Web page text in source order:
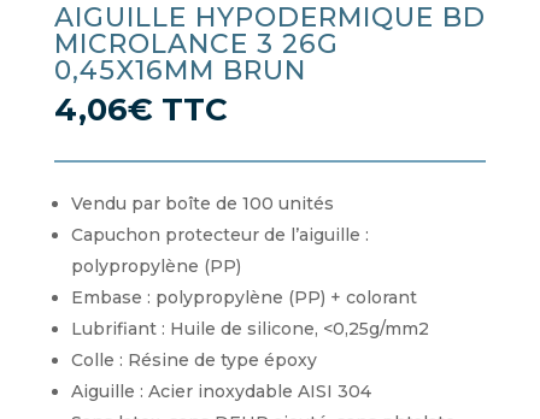
AIGUILLE HYPODERMIQUE BD
MICROLANCE 3 26G
0,45X16MM BRUN
4,06€ TTC
Vendu par boîte de 100 unités
Capuchon protecteur de l’aiguille :
polypropylène (PP)
Embase : polypropylène (PP) + colorant
Lubrifiant : Huile de silicone, <0,25g/mm2
Colle : Résine de type époxy
Aiguille : Acier inoxydable AISI 304